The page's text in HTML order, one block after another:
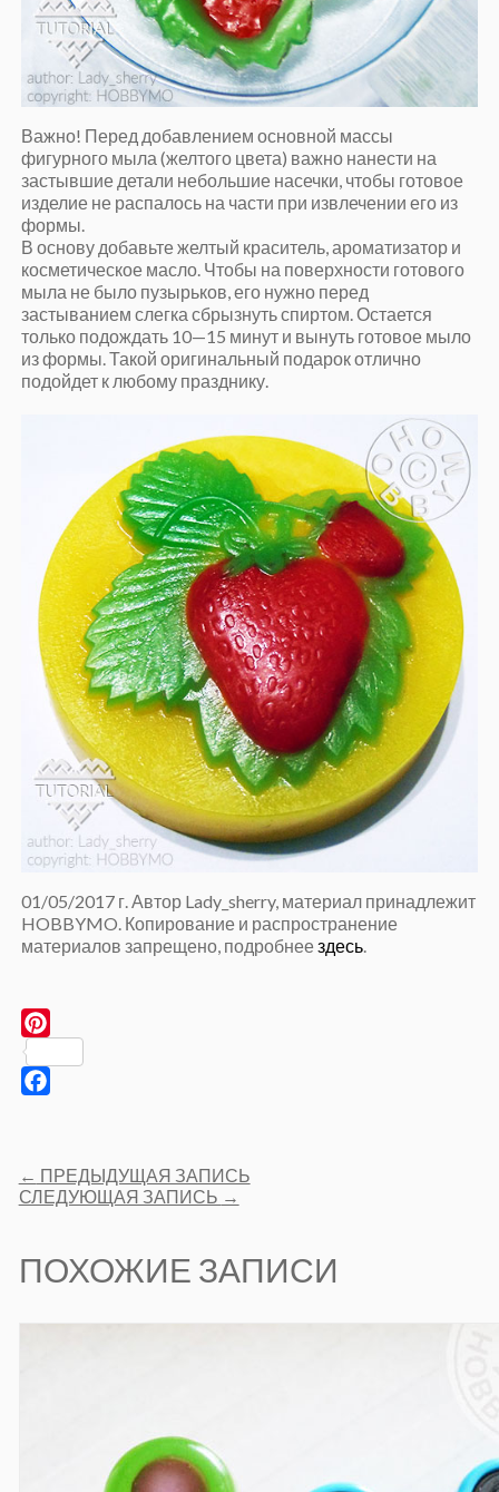
Важно! Перед добавлением основной массы
фигурного мыла (желтого цвета) важно нанести на
застывшие детали небольшие насечки, чтобы готовое
изделие не распалось на части при извлечении его из
формы.
В основу добавьте желтый краситель, ароматизатор и
косметическое масло. Чтобы на поверхности готового
мыла не было пузырьков, его нужно перед
застыванием слегка сбрызнуть спиртом. Остается
только подождать 10—15 минут и вынуть готовое мыло
из формы. Такой оригинальный подарок отлично
подойдет к любому празднику.
01/05/2017 г. Автор Lady_sherry, материал принадлежит
HOBBYMO. Копирование и распространение
материалов запрещено, подробнеездесь.
Post
navigation
← ПРЕДЫДУЩАЯ ЗАПИСЬ
СЛЕДУЮЩАЯ ЗАПИСЬ →
ПОХОЖИЕ ЗАПИСИ